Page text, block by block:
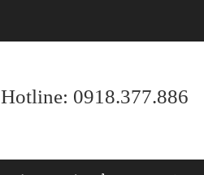
Hotline: 0918.377.886